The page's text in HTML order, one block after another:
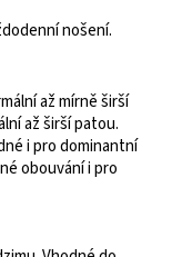
nošení.​
až mírně širší
až širší patou.
i pro dominantní
obouvání i pro